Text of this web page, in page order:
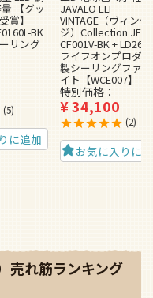
【グッ
賞】
BK
リング
5
に追加
JAVALO ELF
VINTAGE（ヴィンテ
ジ）Collection JE-
CF001V-BK +
ライフオンプロダ
製シーリングファ
イト【WCE007】
特別価格
¥34,100
2
お気に入りに
売れ筋ランキング